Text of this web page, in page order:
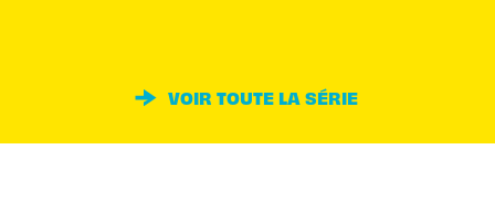
VOIR TOUTE LA SÉRIE